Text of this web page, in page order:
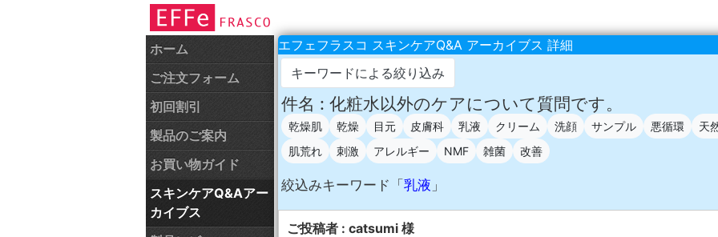
ホーム
ご注文フォーム
初回割引
製品のご案内
お買い物ガイド
スキンケアQ&Aアー
カイブス
エフェフラスコ スキンケアQ&A アーカイブス 詳細
キーワードによる絞り込み
件名 : 化粧水以外のケアについて質問です。
乾燥肌 乾燥 目元 皮膚科 乳液 クリーム 洗顔 サンプル 悪循環 天
肌荒れ
刺激 アレルギー NMF 雑菌 改善
絞込みキーワード「 乳液 」
ご投稿者 : catsumi 様